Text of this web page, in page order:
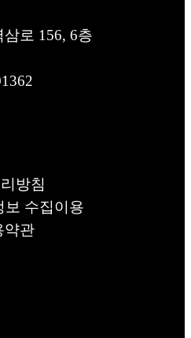
로 156, 6층
방침
보 수집이용
약관